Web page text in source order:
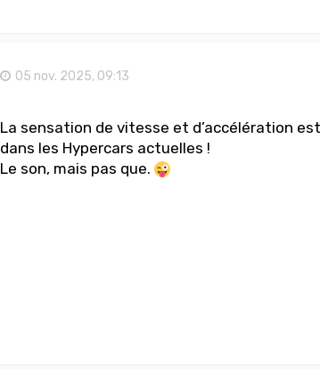
05 nov. 2025, 09:13
La sensation de vitesse et d’accélération
dans les Hypercars actuelles !
Le son, mais pas que.